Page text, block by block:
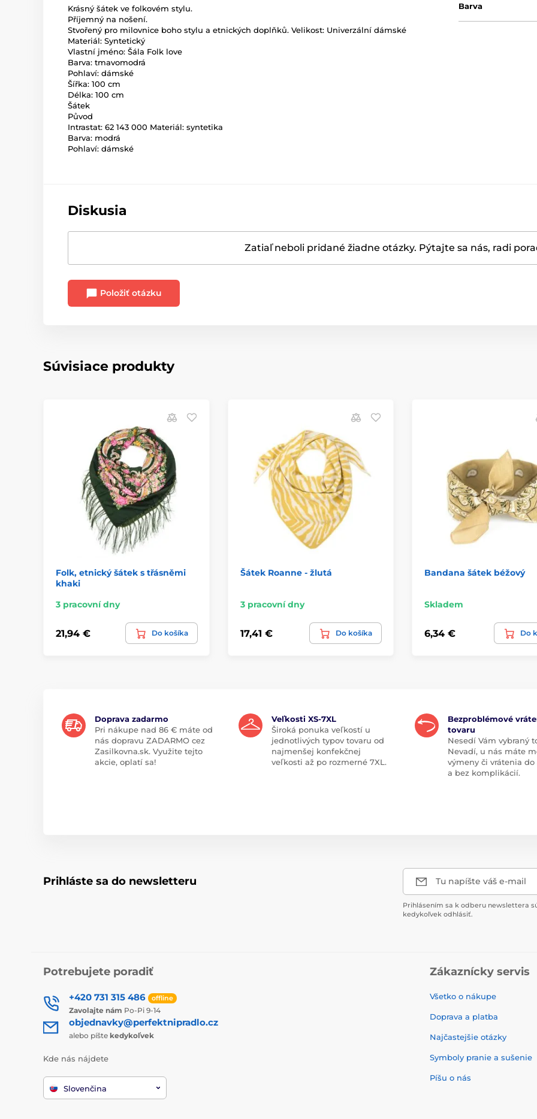
Krásný šátek ve folkovém stylu.
Příjemný na nošení.
Stvořený pro milovnice boho stylu a etnických doplňků. Velikost: Univerzální dámské
Materiál: Syntetický
Vlastní jméno: Šála Folk love
Barva: tmavomodrá
Pohlaví: dámské
Šířka: 100 cm
Délka: 100 cm
Šátek
Původ
Intrastat: 62 143 000 Materiál: syntetika
Barva: modrá
Pohlaví: dámské
Barva
Diskusia
Zatiaľ neboli pridané žiadne otázky. Pýtajte sa nás, radi
Položiť otázku
Súvisiace produkty
Folk, etnický šátek s třásněmi
khaki
3 pracovní dny
21,94 € Do košíka
Šátek Roanne - žlutá
3 pracovní dny
17,41 € Do košíka
Bandana šátek béžový
Skladem
6,34 € Do
Doprava zadarmo
Pri nákupe nad 86 € máte od
nás dopravu ZADARMO cez
Zasilkovna.sk. Využite tejto
akcie, oplatí sa!
Veľkosti XS-7XL
Široká ponuka veľkostí u
jednotlivých typov tovaru od
najmenšej konfekčnej
veľkosti až po rozmerné 7XL.
Bezproblémové
tovaru
Nesedí Vám vybraný
Nevadí, u nás máte
výmeny či vrátenia
a bez komplikácií.
Prihláste sa do newsletteru Tu napíšte váš e-mail
Prihlásením sa k odberu newslettera
kedykoľvek odhlásiť.
Potrebujete poradiť
+420 731 315 486 offline
Zavolajte nám Po-Pi 9-14
objednavky@perfektnipradlo.cz
alebo píšte kedykoľvek
Kde nás nájdete
Slovenčina
Zákaznícky servis
Všetko o nákupe
Doprava a platba
Najčastejšie otázky
Symboly pranie a sušenie
Píšu o nás